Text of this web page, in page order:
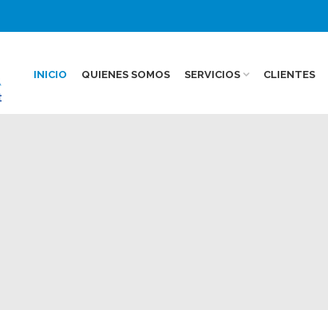
INICIO QUIENES SOMOS SERVICIOS CLIENTES